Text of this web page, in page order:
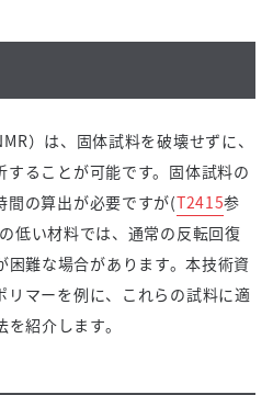
）は、固体試料を破壊せずに、
ることが可能です。固体試料の
間の算出が必要ですが(T2415参
低い材料では、通常の反転回復
困難な場合があります。本技術資
リマーを例に、これらの試料に適
紹介します。